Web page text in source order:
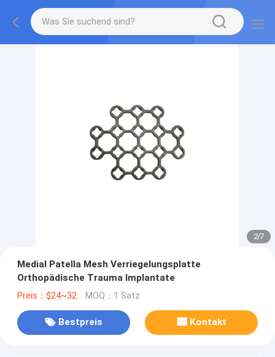
2/7
Medial Patella Mesh Verriegelungsplatte
Orthopädische Trauma Implantate
Preis：$24~32 MOQ：1 Satz
Bestpreis Kontakt